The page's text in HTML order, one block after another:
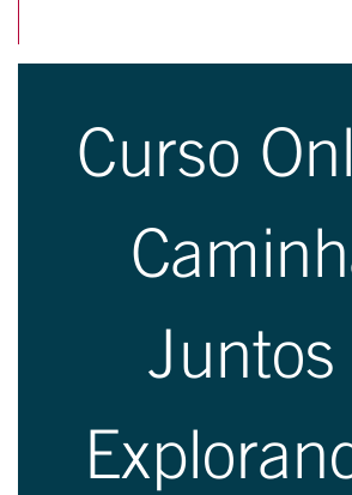
Curso
Juntos